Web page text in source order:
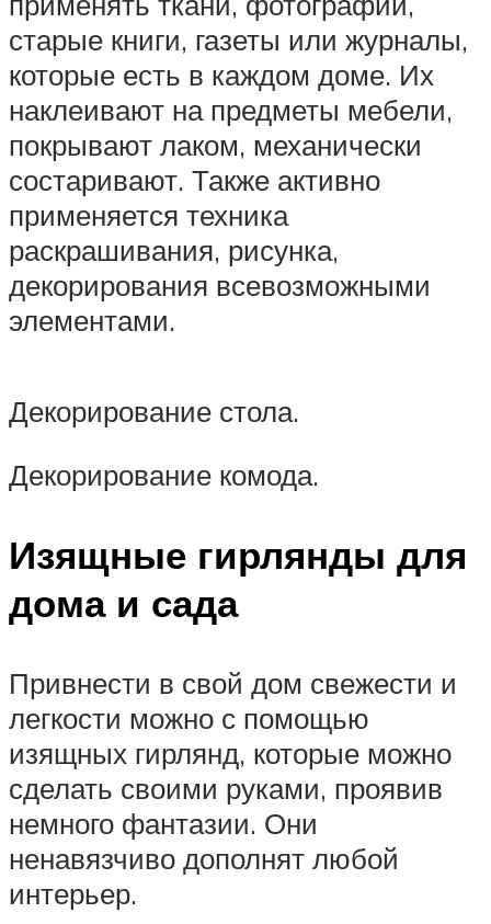
старые книги, газеты или журналы,
которые есть в каждом доме. Их
наклеивают на предметы мебели,
покрывают лаком, механически
состаривают. Также активно
применяется техника
раскрашивания, рисунка,
декорирования всевозможными
элементами.
Декорирование стола.
Декорирование комода.
Изящные гирлянды для
дома и сада
Привнести в свой дом свежести и
легкости можно с помощью
изящных гирлянд, которые можно
сделать своими руками, проявив
немного фантазии. Они
ненавязчиво дополнят любой
интерьер.